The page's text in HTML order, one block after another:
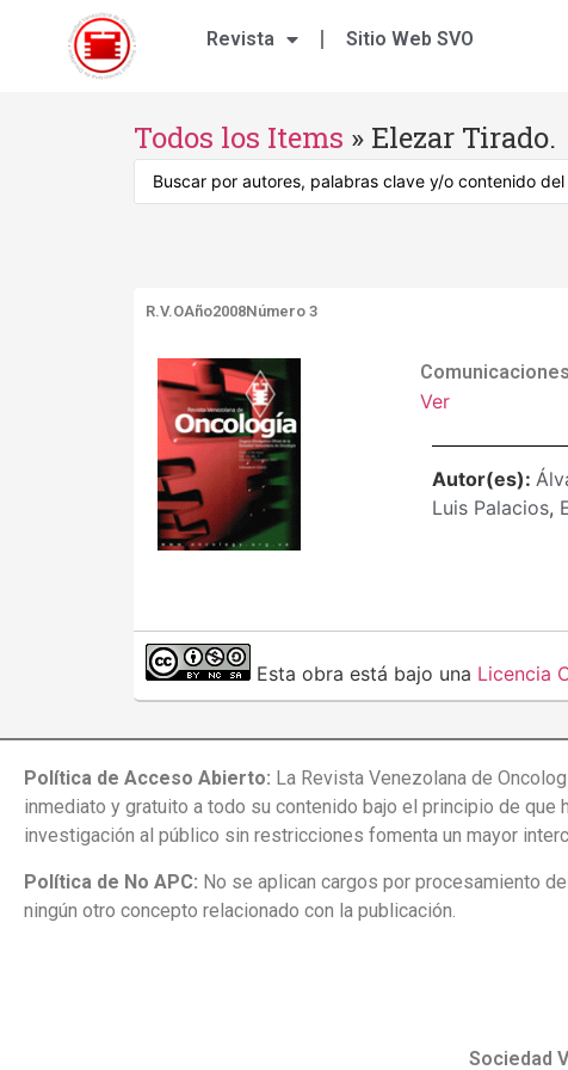
Revista Sitio Web SVO
Todos los Items » Elezar Tirado.
R.V.OAño2008Número 3
Comunicaciones
Ver
Autor(es):
Luis Palacios,
Esta obra está bajo una Licencia
Política de Acceso Abierto: La Revista Venezolana de
inmediato y gratuito a todo su contenido bajo el principio de que
investigación al público sin restricciones fomenta un mayor
Política de No APC: No se aplican cargos por procesamiento
ningún otro concepto relacionado con la publicación.
Sociedad